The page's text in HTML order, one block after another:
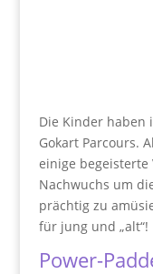
Die Kinder haben
Gokart Parcours.
einige begeisterte
Nachwuchs um
prächtig zu
für jung und „alt“!
Power-